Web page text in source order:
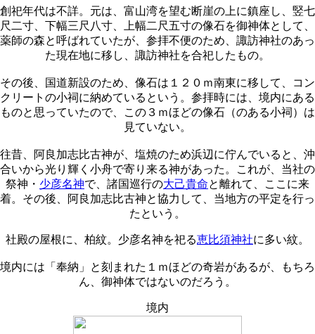
創祀年代は不詳。元は、富山湾を望む断崖の上に鎮座し、竪七
尺二寸、下幅三尺八寸、上幅二尺五寸の像石を御神体として、
薬師の森と呼ばれていたが、参拝不便のため、諏訪神社のあっ
た現在地に移し、諏訪神社を合祀したもの。
その後、国道新設のため、像石は１２０ｍ南東に移して、コン
クリートの小祠に納めているという。参拝時には、境内にある
ものと思っていたので、この３ｍほどの像石（のある小祠）は
見ていない。
往昔、阿良加志比古神が、塩焼のため浜辺に佇んでいると、沖
合いから光り輝く小舟で寄り来る神があった。これが、当社の
祭神・ 少彦名神で、諸国巡行の大己貴命と離れて、ここに来
着。その後、阿良加志比古神と協力して、当地方の平定を行っ
たという。
社殿の屋根に、柏紋。少彦名神を祀る恵比須神社に多い紋。
境内には「奉納」と刻まれた１ｍほどの奇岩があるが、もちろ
ん、御神体ではないのだろう。
境内